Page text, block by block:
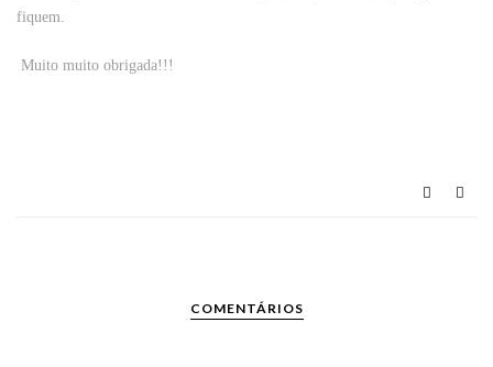
fiquem.
Muito muito obrigada!!!
COMENTÁRIOS